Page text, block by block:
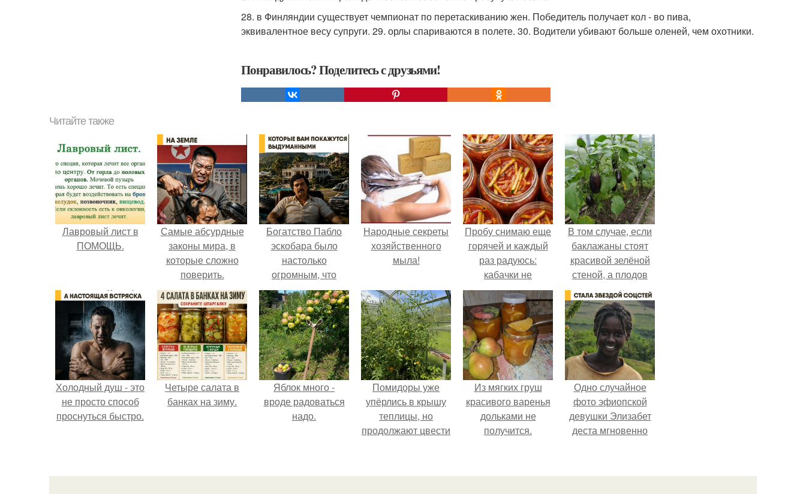
28. в Финляндии существует чемпионат по перетаскиванию жен. Победитель получает кол - во пива,
эквивалентное весу супруги. 29. орлы спариваются в полете. 30. Водители убивают больше оленей, чем охотники.
Понравилось? Поделитесь с друзьями!
Читайте также
Лавровый лист в
ПОМОЩЬ.
Самые абсурдные
законы мира, в
которые сложно
поверить.
Богатство Пабло
эскобара было
настолько
огромным, что
многие истории о
нём звучат как
вымысел.
Народные секреты
хозяйственного
мыла!
Пробу снимаю еще
горячей и каждый
раз радуюсь:
кабачки не
развариваются, а
соус получается
густым и
пикантным.
В том случае, если
баклажаны стоят
красивой зелёной
стеной, а плодов
почти не видно -
радоваться тут
нечему.
Холодный душ - это
не просто способ
проснуться быстро.
Четыре салата в
банках на зиму.
Яблок много -
вроде радоваться
надо.
Помидоры уже
упёрлись в крышу
теплицы, но
продолжают цвести
Из мягких груш
красивого варенья
дольками не
получится.
Одно случайное
фото эфиопской
девушки Элизабет
деста мгновенно
сделало её новой